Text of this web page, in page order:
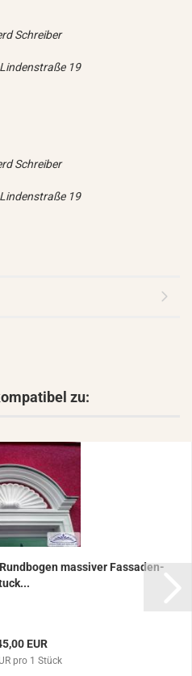
Schreiber
19
Schreiber
19
zu:
mas­si­ver Fas­sa­den­
EUR
pro 1 Stück